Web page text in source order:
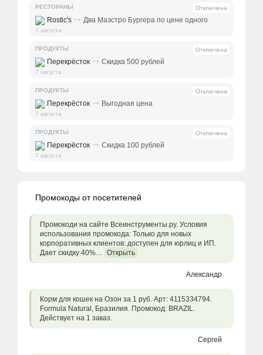
РЕСТОРАНЫ Отключена
Rostic's ⤑ Два Маэстро Бургера по цене одного
7 августа
ПРОДУКТЫ Отключена
Перекрёсток ⤑ Скидка 500 рублей
7 августа
ПРОДУКТЫ Отключена
Перекрёсток ⤑ Выгодная цена
7 августа
ПРОДУКТЫ Отключена
Перекрёсток ⤑ Скидка 100 рублей
7 августа
Промокоды от посетителей
Промокоди на сайте Всеинструменты.ру. Условия
использования промокода: Только для новых
корпоративных клиентов: доступен для юрлиц и ИП.
Дает скидку 40%… Открыть
Александр
Корм для кошек на Озон за 1 руб. Арт: 4115334794.
Formula Natural, Бразилия. Промокод: BRAZIL.
Действует на 1 заказ.
Сергей